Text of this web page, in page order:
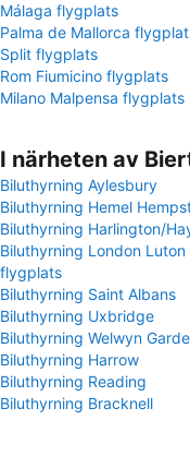
Málaga flygplats
Palma de Mallorca
Split flygplats
Rom Fiumicino flygplats
Milano Malpensa flygplats
I närheten av
Biluthyrning Aylesbury
Biluthyrning Hemel
Biluthyrning Harlington/
Biluthyrning London Luton
flygplats
Biluthyrning Saint Albans
Biluthyrning Uxbridge
Biluthyrning Welwyn
Biluthyrning Harrow
Biluthyrning Reading
Biluthyrning Bracknell